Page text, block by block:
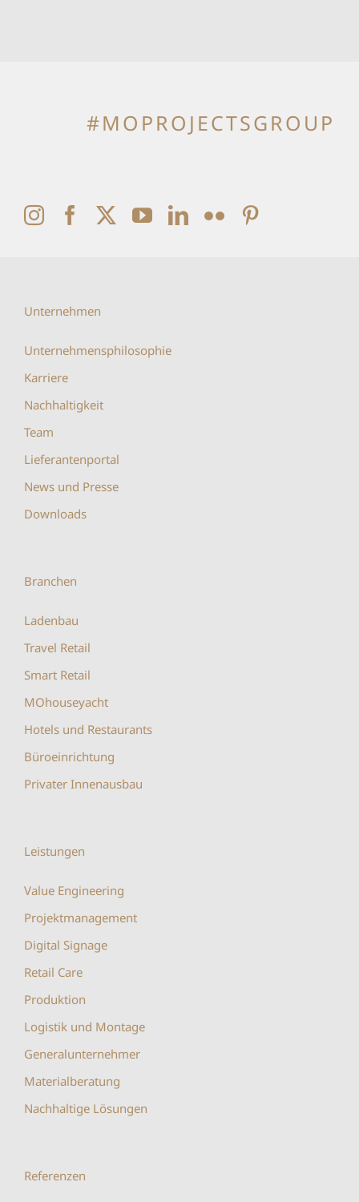
#MOPROJECTSGROUP
Unternehmen
Unternehmensphilosophie
Karriere
Nachhaltigkeit
Team
Lieferantenportal
News und Presse
Downloads
Branchen
Ladenbau
Travel Retail
Smart Retail
MOhouseyacht
Hotels und Restaurants
Büroeinrichtung
Privater Innenausbau
Leistungen
Value Engineering
Projektmanagement
Digital Signage
Retail Care
Produktion
Logistik und Montage
Generalunternehmer
Materialberatung
Nachhaltige Lösungen
Referenzen